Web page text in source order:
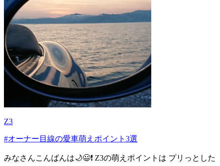
Z3
#オーナー目線の愛車萌えポイント3選
みなさんこんばんは🌙😃❗ Z3の萌えポイントは プリっとした